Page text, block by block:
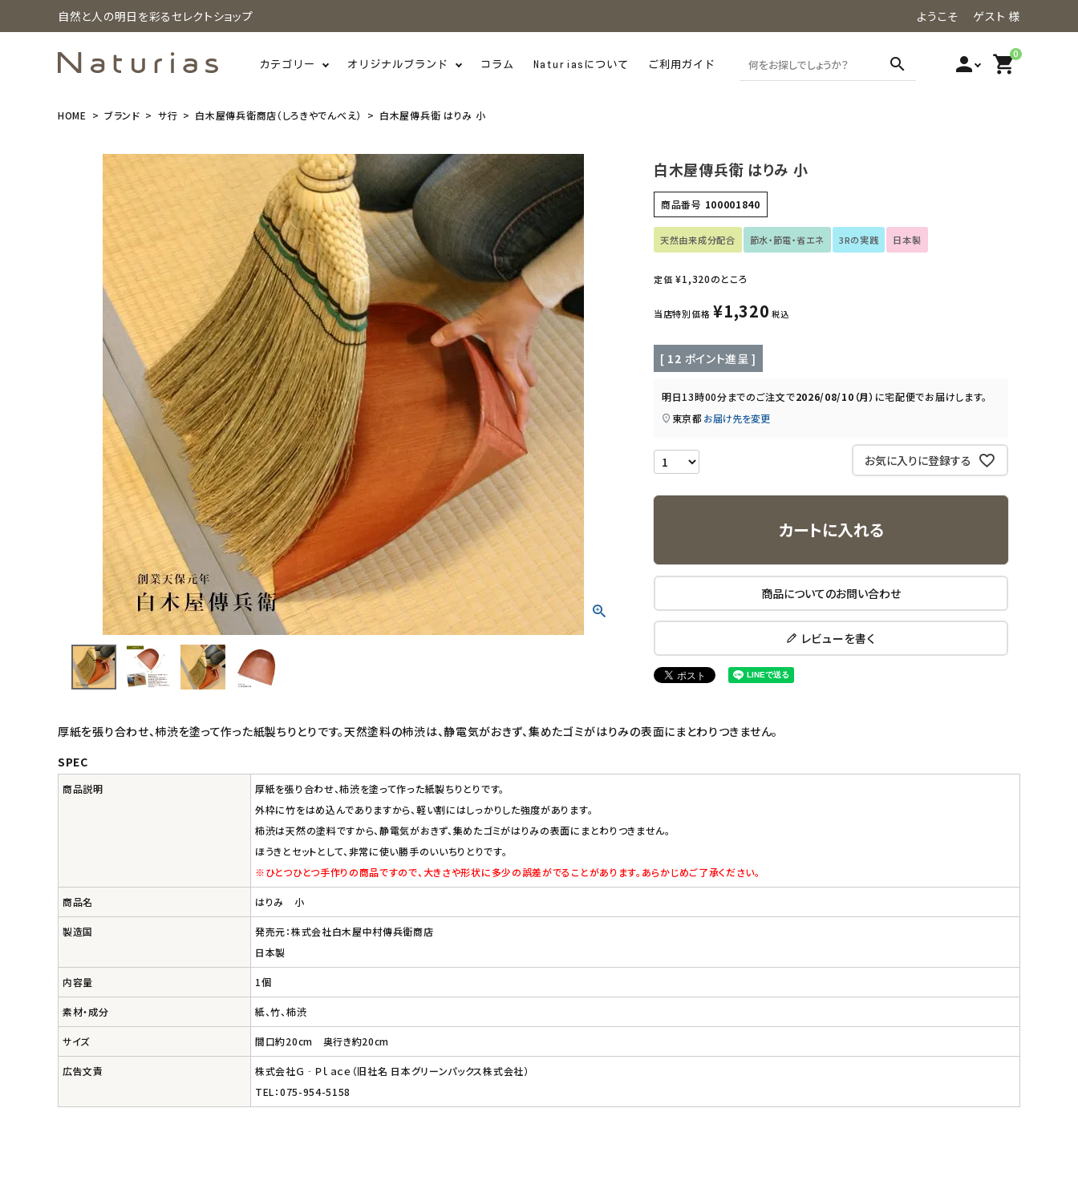
自然と人の明日を彩るセレクトショップ ようこそ ゲスト 様
カテゴリー オリジナルブランド コラム Naturiasについて ご利用ガイド search person 0
shopping_cart
美容・コスメ・香水
インナー・下着・ナイトウェア
キッチン用品
オリジナルブランド
ナチュラムーン
エコリュクス
エコメイト
HOME ブランド サ行 白木屋傳兵衛商店（しろきやでんべえ） 白木屋傳兵衛 はりみ 小
白木屋傳兵衛 はりみ 小
商品番号 100001840
天然由来成分配合 節水・節電・省エネ 3Rの実践 日本製
定価 ¥1,320のところ
当店特別価格 ¥1,320 税込
[ 12 ポイント進呈 ]
明日13時00分までのご注文で2026/08/10（月） に宅配便でお届けします。
東京都 お届け先を変更
お気に入りに登録する
カートに入れる
商品についてのお問い合わせ
レビューを書く
厚紙を張り合わせ、柿渋を塗って作った紙製ちりとりです。天然塗料の柿渋は、静電気がおきず、集めたゴミがはりみの表面にまとわりつきません。
SPEC
商品説明
厚紙を張り合わせ、柿渋を塗って作った紙製ちりとりです。
外枠に竹をはめ込んでありますから、軽い割にはしっかりした強度があります。
柿渋は天然の塗料ですから、静電気がおきず、集めたゴミがはりみの表面にまとわりつきません。
ほうきとセットとして、非常に使い勝手のいいちりとりです。
※ひとつひとつ手作りの商品ですので、大きさや形状に多少の誤差がでることがあります。あらかじめご了承ください。
商品名 はりみ 小
製造国
発売元：株式会社白木屋中村傳兵衛商店
日本製
内容量 1個
素材・成分 紙、竹、柿渋
サイズ 間口約20cm 奥行き約20cm
広告文責
株式会社Ｇ‐Ｐｌａｃｅ（旧社名 日本グリーンパックス株式会社）
TEL：075-954-5158